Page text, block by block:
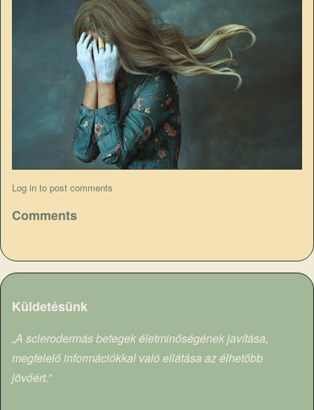
Log in to post comments
Comments
Küldetésünk
„A sclerodermás betegek életminőségének javítása,
megfelelő információkkal való ellátása az élhetőbb
jövőért.”